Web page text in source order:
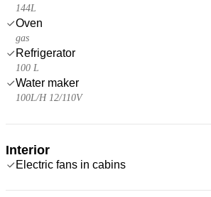
144L
Oven
gas
Refrigerator
100 L
Water maker
100L/H 12/110V
Interior
Electric fans in cabins